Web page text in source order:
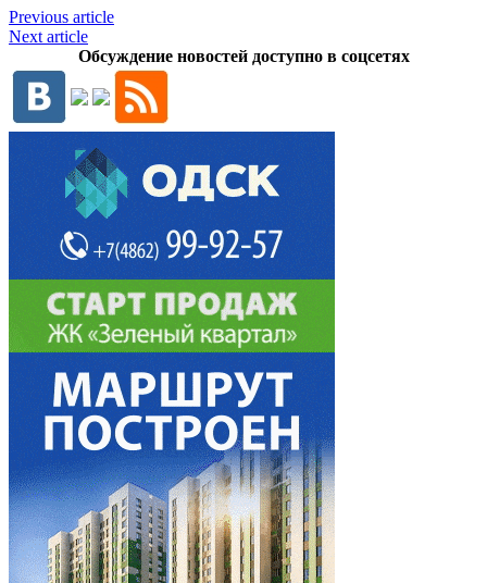
Previous article
Next article
Обсуждение новостей доступно в соцсетях